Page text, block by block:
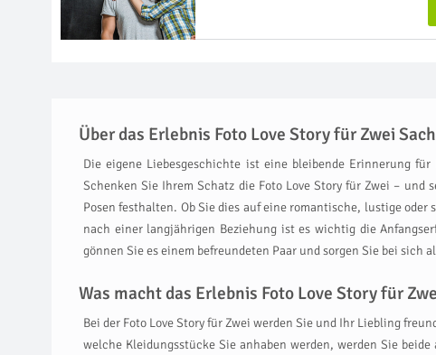
Über das Erlebnis Foto Love Story für Zwei
Die eigene Liebesgeschichte ist eine bleibende Erinnerung
Schenken Sie Ihrem Schatz die Foto Love Story für Zwei –
Posen festhalten. Ob Sie dies auf eine romantische, lustige
nach einer langjährigen Beziehung ist es wichtig die
gönnen Sie es einem befreundeten Paar und sorgen Sie bei
Was macht das Erlebnis Foto Love Story für
Bei der Foto Love Story für Zwei werden Sie und Ihr Liebling
welche Kleidungsstücke Sie anhaben werden, werden Sie